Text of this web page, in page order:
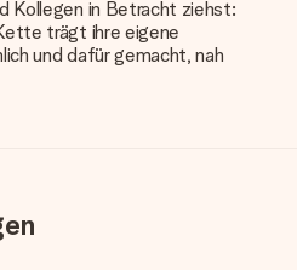
Kollegen in Betracht ziehst:
trägt ihre eigene
und dafür gemacht, nah